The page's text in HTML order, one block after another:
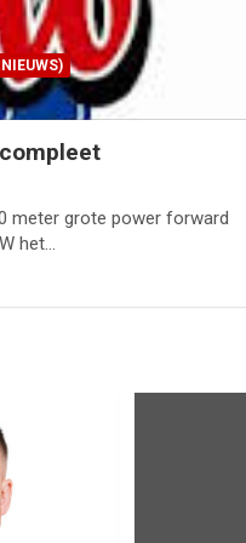
meter grote power forward
het…